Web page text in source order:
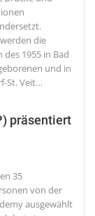
die
des 1955 in Bad
und in
St. Veit…
präsentiert
35
von der
ausgewählt